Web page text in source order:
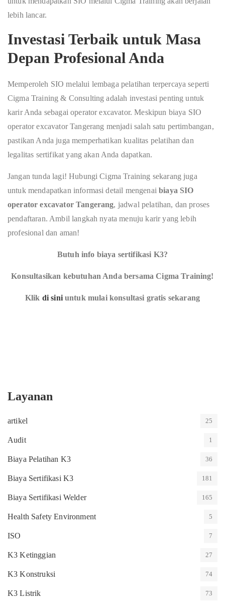
lebih lancar.
Investasi Terbaik untuk Masa
Depan Profesional Anda
Memperoleh SIO melalui lembaga pelatihan terpercaya seperti
Cigma Training & Consulting adalah investasi penting untuk
karir Anda sebagai operator excavator. Meskipun biaya SIO
operator excavator Tangerang menjadi salah satu pertimbangan,
pastikan Anda juga memperhatikan kualitas pelatihan dan
legalitas sertifikat yang akan Anda dapatkan.
Jangan tunda lagi! Hubungi Cigma Training sekarang juga
untuk mendapatkan informasi detail mengenaibiaya SIO
operator excavator Tangerang, jadwal pelatihan, dan proses
pendaftaran. Ambil langkah nyata menuju karir yang lebih
profesional dan aman!
Butuh info biaya sertifikasi K3?
Konsultasikan kebutuhan Anda bersama Cigma Training!
Klik di siniuntuk mulai konsultasi gratis sekarang
Layanan
artikel 25
Audit 1
Biaya Pelatihan K3 36
Biaya Sertifikasi K3 181
Biaya Sertifikasi Welder 165
Health Safety Environment 5
ISO 7
K3 Ketinggian 27
K3 Konstruksi 74
K3 Listrik 73